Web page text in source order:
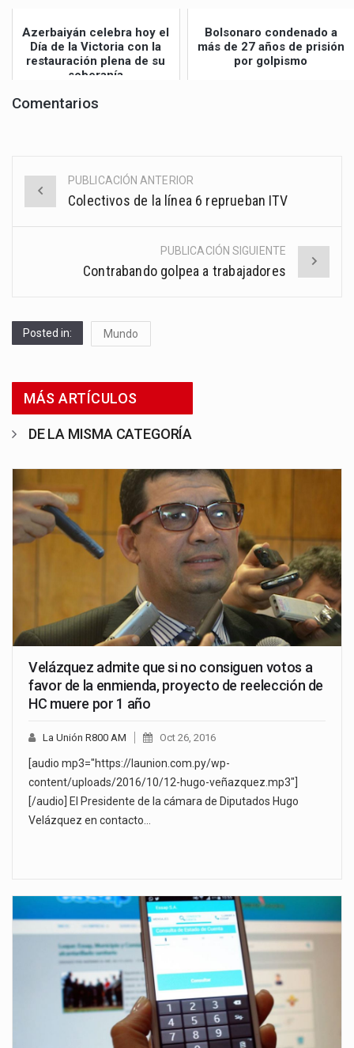
Azerbaiyán celebra hoy el
Día de la Victoria con la
restauración plena de su
soberanía
Bolsonaro condenado a
más de 27 años de prisión
por golpismo
Comentarios
Post
PUBLICACIÓN ANTERIOR
Colectivos de la línea 6 reprueban ITV
PUBLICACIÓN SIGUIENTE
Contrabando golpea a trabajadores
Posted in: Mundo
MÁS ARTÍCULOS
DE LA MISMA CATEGORÍA
Velázquez admite que si no consiguen votos a
favor de la enmienda, proyecto de reelección de
HC muere por 1 año
La Unión R800 AM Oct 26, 2016
[audio mp3="https://launion.com.py/wp-
content/uploads/2016/10/12-hugo-veñazquez.mp3"]
[/audio] El Presidente de la cámara de Diputados Hugo
Velázquez en contacto…